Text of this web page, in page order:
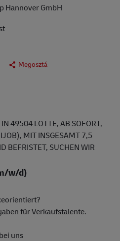
Hannover GmbH
Megosztá
49504 LOTTE, AB SOFORT,
MIT INSGESAMT 7,5
BEFRISTET, SUCHEN WIR
w/d)
für Verkaufstalente.
uns